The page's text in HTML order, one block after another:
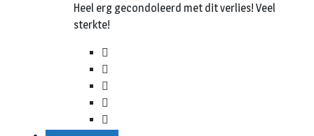
Heel erg gecondoleerd met dit verlies! Veel
sterkte!